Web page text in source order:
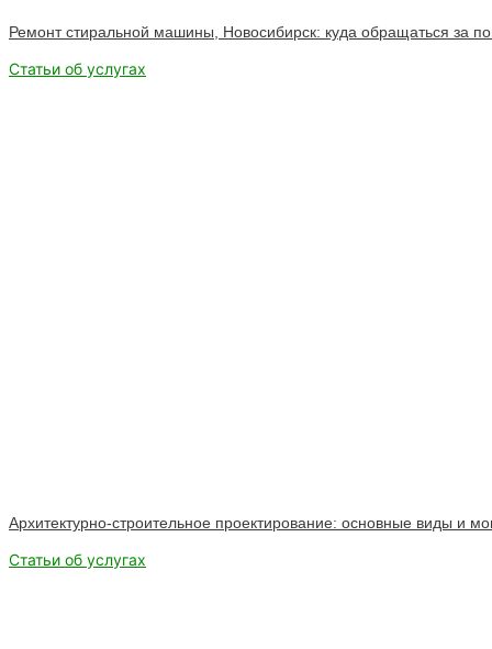
Ремонт стиральной машины, Новосибирск: куда обращаться за
Статьи об услугах
Архитектурно-строительное проектирование: основные виды и
Статьи об услугах